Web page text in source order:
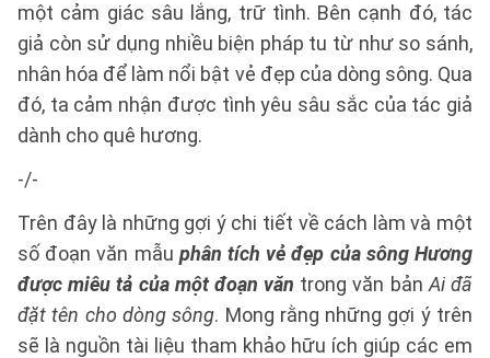
một cảm giác sâu lắng, trữ tình. Bên cạnh đó, tác
giả còn sử dụng nhiều biện pháp tu từ như so sánh,
nhân hóa để làm nổi bật vẻ đẹp của dòng sông. Qua
đó, ta cảm nhận được tình yêu sâu sắc của tác giả
dành cho quê hương.
-/-
Trên đây là những gợi ý chi tiết về cách làm và một
số đoạn văn mẫu phân tích vẻ đẹp của sông Hương
được miêu tả của một đoạn văn trong văn bản Ai đã
đặt tên cho dòng sông. Mong rằng những gợi ý trên
sẽ là nguồn tài liệu tham khảo hữu ích giúp các em